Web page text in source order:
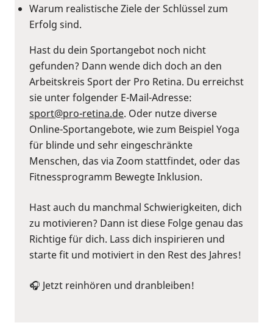
Warum realistische Ziele der Schlüssel zum
Erfolg sind.
Hast du dein Sportangebot noch nicht
gefunden? Dann wende dich doch an den
Arbeitskreis Sport der Pro Retina. Du erreichst
sie unter folgender E-Mail-Adresse:
sport@pro-retina.de. Oder nutze diverse
Online-Sportangebote, wie zum Beispiel Yoga
für blinde und sehr eingeschränkte
Menschen, das via Zoom stattfindet, oder das
Fitnessprogramm Bewegte Inklusion.
Hast auch du manchmal Schwierigkeiten, dich
zu motivieren? Dann ist diese Folge genau das
Richtige für dich. Lass dich inspirieren und
starte fit und motiviert in den Rest des Jahres!
🎧 Jetzt reinhören und dranbleiben!